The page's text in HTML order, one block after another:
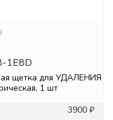
1E8D
щетка для УДАЛЕНИЯ
1 шт
3900 ₽